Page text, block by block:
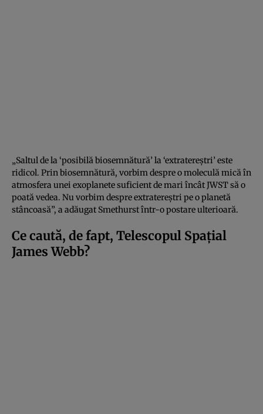
„Saltul de la ‘posibilă biosemnătură’ la ‘extratereștri’ este
ridicol. Prin biosemnătură, vorbim despre o moleculă mică în
atmosfera unei exoplanete suficient de mari încât JWST să o
poată vedea. Nu vorbim despre extratereștri pe o planetă
stâncoasă”, a adăugat Smethurst într-o postare ulterioară.
Ce caută, de fapt, Telescopul Spațial
James Webb?